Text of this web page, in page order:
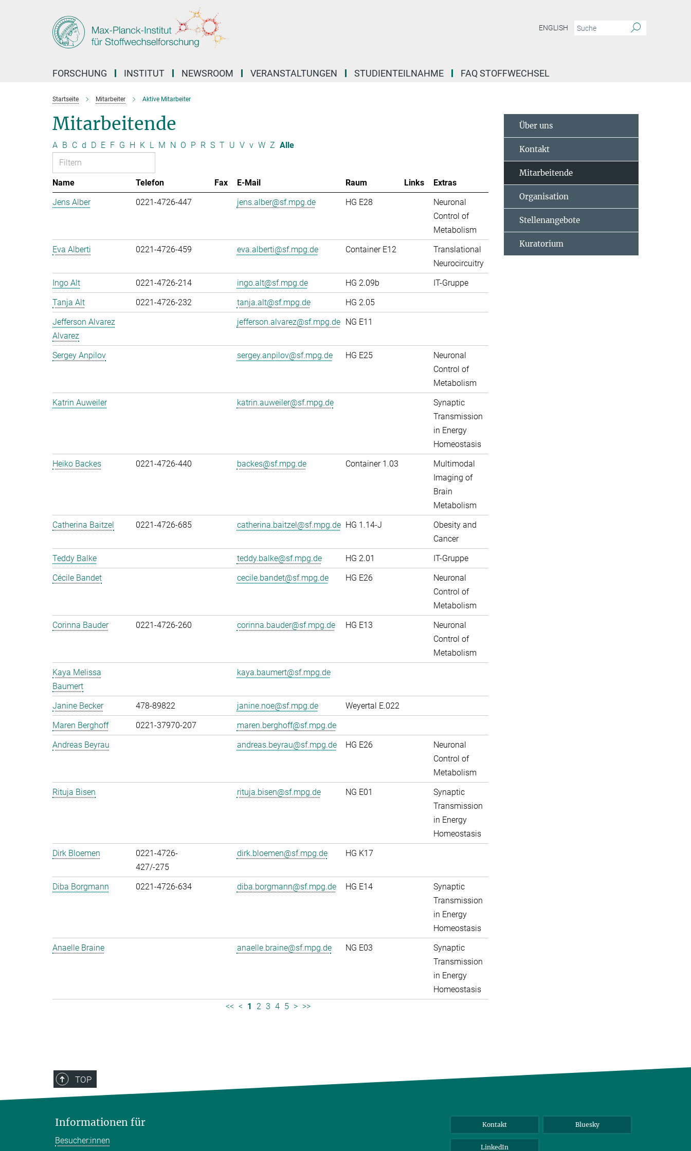
ENGLISH
FORSCHUNG INSTITUT NEWSROOM VERANSTALTUNGEN STUDIENTEILNAHME FAQ STOFFWECHSEL
Startseite Mitarbeiter Aktive Mitarbeiter
Mitarbeitende
A B C d D E F G H K L M N O P R S T U V v W Z Alle
Name Telefon Fax E-Mail Raum Links
Extras
Jens Alber
0221-4726-447 jens.alber@sf.mpg.de HG E28
Neuronal
Control of
Metabolism
Eva Alberti
0221-4726-459 eva.alberti@sf.mpg.de Container E12
Translational
Neurocircuitry
Ingo Alt
0221-4726-214 ingo.alt@sf.mpg.de HG 2.09b
IT-Gruppe
Tanja Alt
0221-4726-232 tanja.alt@sf.mpg.de
HG 2.05
Jefferson Alvarez
Alvarez
jefferson.alvarez@sf.mpg.de NG E11
Sergey Anpilov sergey.anpilov@sf.mpg.de HG E25
Neuronal
Control of
Metabolism
Katrin Auweiler
katrin.auweiler@sf.mpg.de
Synaptic
Transmission
in Energy
Homeostasis
Heiko Backes
0221-4726-440 backes@sf.mpg.de Container 1.03
Multimodal
Imaging of
Brain
Metabolism
Catherina Baitzel
0221-4726-685 catherina.baitzel@sf.mpg.de HG 1.14-J
Obesity and
Cancer
Teddy Balke
teddy.balke@sf.mpg.de HG 2.01
IT-Gruppe
Cécile Bandet
cecile.bandet@sf.mpg.de HG E26
Neuronal
Control of
Metabolism
Corinna Bauder
0221-4726-260 corinna.bauder@sf.mpg.de HG E13
Neuronal
Control of
Metabolism
Kaya Melissa
Baumert
kaya.baumert@sf.mpg.de
Janine Becker 478-89822 janine.noe@sf.mpg.de
Weyertal E.022
Maren Berghoff
0221-37970-207
maren.berghoff@sf.mpg.de
Andreas Beyrau
andreas.beyrau@sf.mpg.de HG E26
Neuronal
Control of
Metabolism
Rituja Bisen
rituja.bisen@sf.mpg.de NG E01
Synaptic
Transmission
in Energy
Homeostasis
Dirk Bloemen
0221-4726-
427/-275
dirk.bloemen@sf.mpg.de HG K17
Diba Borgmann 0221-4726-634 diba.borgmann@sf.mpg.de HG E14
Synaptic
Transmission
in Energy
Homeostasis
Anaelle Braine
anaelle.braine@sf.mpg.de NG E03
Synaptic
Transmission
in Energy
Homeostasis
<< < 1 2 3 4 5 > >>
Über uns
Kontakt
Mitarbeitende
Organisation
Stellenangebote
Kuratorium
TOP
Informationen für
Besucher:innen
Kontakt Bluesky
LinkedIn